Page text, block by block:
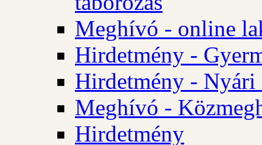
Meghívó - online
Hirdetmény -
Hirdetmény - Nyári
Meghívó -
Hirdetmény